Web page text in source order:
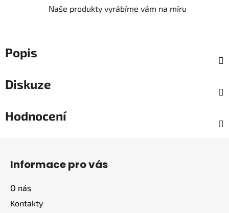
Naše produkty vyrábíme vám na míru
Popis
Diskuze
Hodnocení
Informace pro vás
O nás
Kontakty